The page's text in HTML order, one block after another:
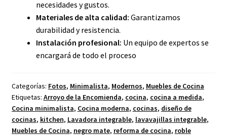
necesidades y gustos.
Materiales de alta calidad: Garantizamos
durabilidad y resistencia.
Instalación profesional: Un equipo de expertos se
encargará de todo el proceso
Categorías: Fotos, Minimalista, Modernos, Muebles de Cocina
Etiquetas: Arroyo de la Encomienda, cocina, cocina a medida,
Cocina minimalista, Cocina moderna, cocinas, diseño de
cocinas, kitchen, Lavadora integrable, lavavajillas integrable,
Muebles de Cocina, negro mate, reforma de cocina, roble